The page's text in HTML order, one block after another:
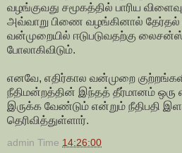
வழங்குவது சமூகத்தில் பாரிய
அவ்வாறு பிணை வழங்கினால் தேர்தல்
வன்முறையில் ஈடுபடுவதற்கு
போலாகிவிடும்.
எனவே, எதிர்கால வன்முறை
நீதிமன்றத்தின் இந்தத் தீர்மானம் ஒரு
இருக்க வேண்டும் என்றும் நீதிபதி
தெரிவித்துள்ளார்.
admin Time 14:26:00